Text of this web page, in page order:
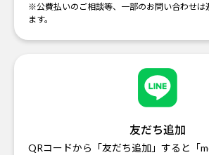
※公費払いのご相談等、一部のお問い合わせは
ます。
友だち追加
QRコードから「友だち追加」すると「